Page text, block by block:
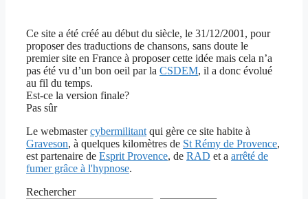
Ce site a été créé au début du siècle, le 31/12/2001, pour
proposer des traductions de chansons, sans doute le
premier site en France à proposer cette idée mais cela n’a
pas été vu d’un bon oeil par la CSDEM, il a donc évolué
au fil du temps.
Est-ce la version finale?
Pas sûr
Le webmastercybermilitant qui gère ce site habite à
Graveson, à quelques kilomètres de St Rémy de Provence,
est partenaire de Esprit Provence, de RAD et a arrêté de
fumer grâce à l'hypnose.
Rechercher